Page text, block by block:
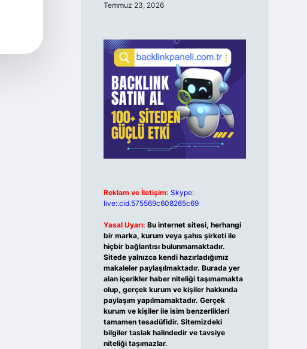
Temmuz 23, 2026
Reklam ve İletişim: Skype:
live:.cid.575569c608265c69
Yasal Uyarı: Bu internet sitesi, herhangi
bir marka, kurum veya şahıs şirketi ile
hiçbir bağlantısı bulunmamaktadır.
Sitede yalnızca kendi hazırladığımız
makaleler paylaşılmaktadır. Burada yer
alan içerikler haber niteliği taşımamakta
olup, gerçek kurum ve kişiler hakkında
paylaşım yapılmamaktadır. Gerçek
kurum ve kişiler ile isim benzerlikleri
tamamen tesadüfidir. Sitemizdeki
bilgiler taslak halindedir ve tavsiye
niteliği taşımazlar.